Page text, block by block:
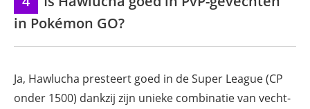
in Pokémon GO?
Ja, Hawlucha presteert goed in de Super League (CP
onder 1500) dankzij zijn unieke combinatie van vecht-